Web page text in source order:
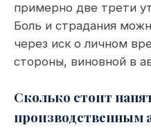
примерно две трети
Боль и страдания
через иск о личном
стороны, виновной в
Сколько стоит
производственным